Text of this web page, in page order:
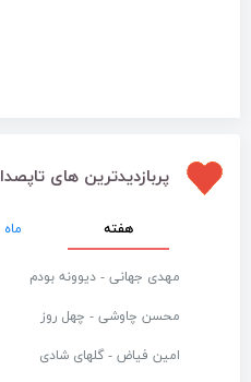
پربازدیدترین های تاپصدا
هفته ماه
مهدی جهانی - دیوونه بودم
محسن چاوشی - چهل روز
امین فیاض - گلهای شادی